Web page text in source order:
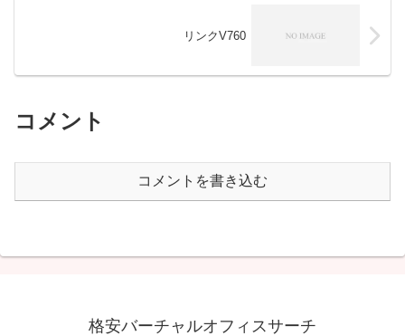
リンクV760
コメント
コメントを書き込む
格安バーチャルオフィスサーチ